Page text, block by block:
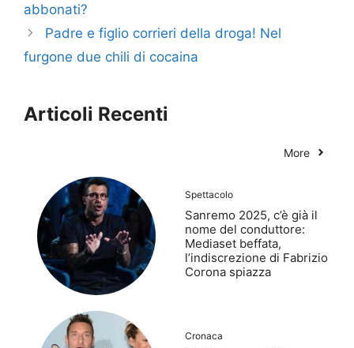
abbonati?
Padre e figlio corrieri della droga! Nel
furgone due chili di cocaina
Articoli Recenti
More
Spettacolo
Sanremo 2025, c’è già il
nome del conduttore:
Mediaset beffata,
l’indiscrezione di Fabrizio
Corona spiazza
Cronaca